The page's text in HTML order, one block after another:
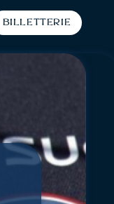
Billetterie